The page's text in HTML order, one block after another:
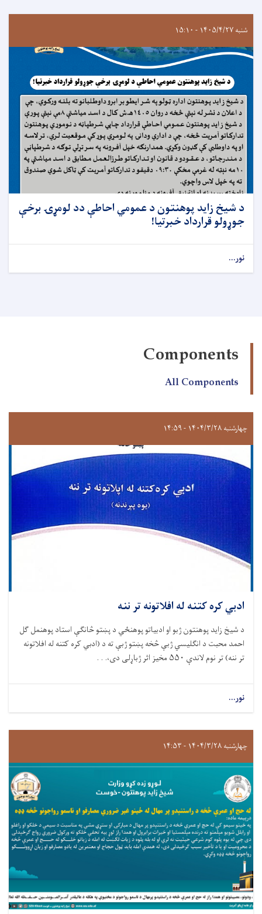
شنبه ۱۴۰۵/۴/۲۷ - ۱۵:۱۰
د شيخ زايد پوهنتون د عمومي احاطې دد لومړۍ برخې
جوړولو قرارداد خبرتيا!
نور...
Components
All Components
چهارشنبه ۱۴۰۴/۳/۲۸ - ۱۴:۵۹
ادبي کره کتنه له افلاتونه تر ننه
د شيخ زايد پوهنتون ژبو او ادبياتو پوهنځي د پښتو څانګې استاد پوهنمل ګل
احمد محبت د انګلیسي ژبې څخه پښتو ژبې ته د (ادبي کره کتنه له افلاتونه
تر ننه) تر نوم لاندې ۵۵۰ مخيز اثر ژباړلی دی،. . .
نور...
چهارشنبه ۱۴۰۴/۳/۲۸ - ۱۴:۵۳